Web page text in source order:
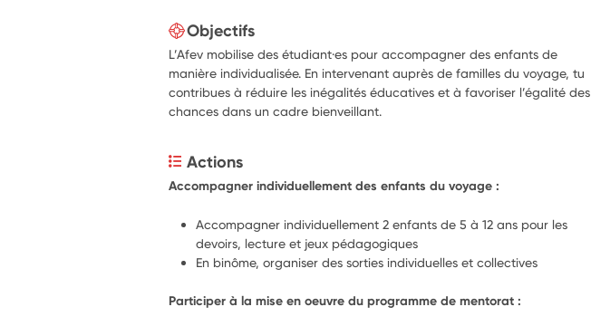
Objectifs
L’Afev mobilise des étudiant·es pour accompagner des enfants de
manière individualisée. En intervenant auprès de familles du voyage, tu
contribues à réduire les inégalités éducatives et à favoriser l’égalité des
chances dans un cadre bienveillant.
Actions
Accompagner individuellement des enfants du voyage :
Accompagner individuellement 2 enfants de 5 à 12 ans pour les
devoirs, lecture et jeux pédagogiques
En binôme, organiser des sorties individuelles et collectives
Participer à la mise en oeuvre du programme de mentorat :